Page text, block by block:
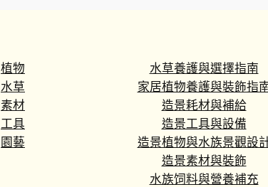
植物
水草
素材
工具
園藝
水草養護與選擇指南
家居植物養護與裝飾指
造景耗材與補給
造景工具與設備
造景植物與水族景觀設
造景素材與裝飾
水族饲料與營養補充